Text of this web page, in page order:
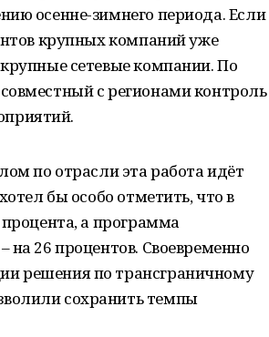
осенне-зимнего периода. Если
крупных компаний уже
сетевые компании. По
с регионами контроль
по отрасли эта работа идёт
бы особо отметить, что в
а программа
на 26 процентов. Своевременно
решения по трансграничному
сохранить темпы